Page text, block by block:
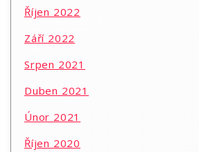
Říjen 2022
Září 2022
Srpen 2021
Duben 2021
Únor 2021
Říjen 2020